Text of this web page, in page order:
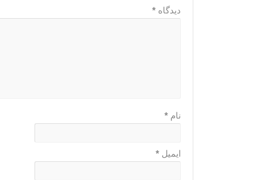
دیدگاه*
نام*
ایمیل*